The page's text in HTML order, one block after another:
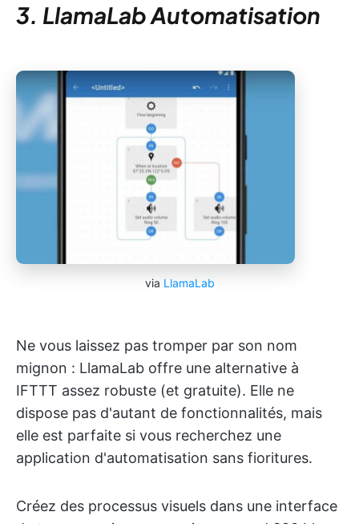
3. LlamaLab Automatisation
via LlamaLab
Ne vous laissez pas tromper par son nom
mignon : LlamaLab offre une alternative à
IFTTT assez robuste (et gratuite). Elle ne
dispose pas d'autant de fonctionnalités, mais
elle est parfaite si vous recherchez une
application d'automatisation sans fioritures.
Créez des processus visuels dans une interface